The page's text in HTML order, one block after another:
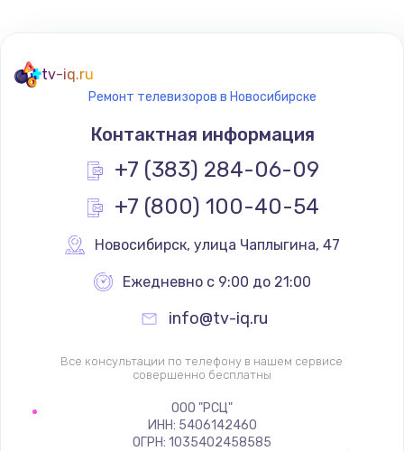
Не сопряжается с устройством
Помехи и искажение звука
Заказать
1400 руб.
Заказать
Восстановление цепи питания, пайка
880 руб.
tv-iq.ru
Ремонт телевизоров в Новосибирске
Контактная информация
+7 (383) 284-06-09
+7 (800) 100-40-54
Новосибирск, улица Чаплыгина, 47
Ежедневно с 9:00 до 21:00
info@tv-iq.ru
Все консультации по телефону в нашем сервисе
совершенно бесплатны
ООО "РСЦ"
ИНН: 5406142460
ОГРН: 1035402458585